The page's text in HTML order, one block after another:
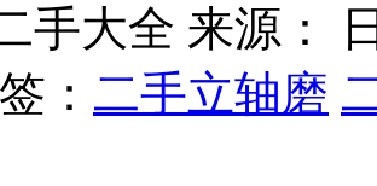
手大全 来源：
： 二手立轴磨